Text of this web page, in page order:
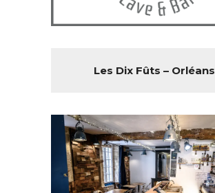
Les Dix Fûts – Orléans